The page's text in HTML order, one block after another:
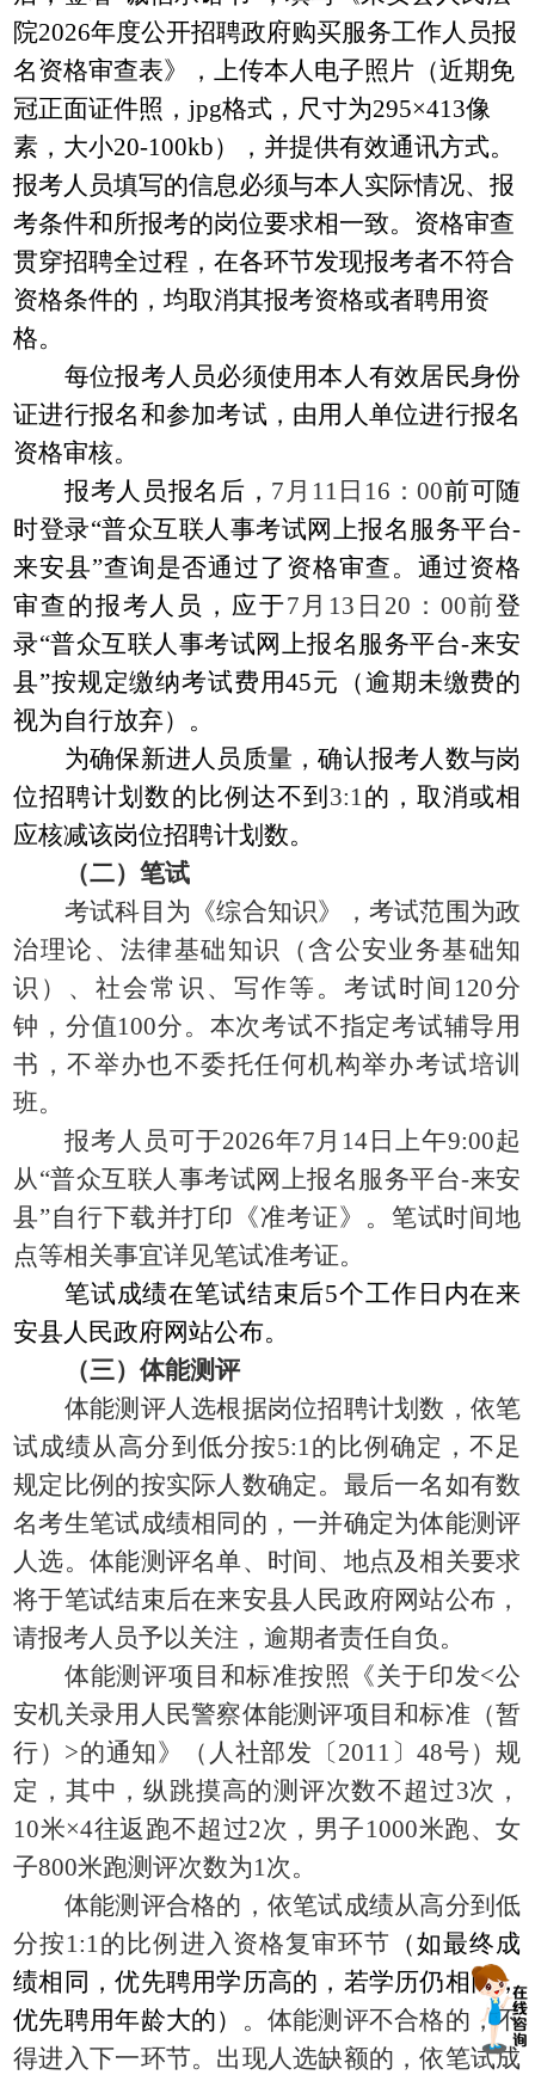
院2026年度公开招聘政府购买服务工作人员报
名资格审查表》，上传本人电子照片（近期免
冠正面证件照，jpg格式，尺寸为295×413像
素，大小20-100kb），并提供有效通讯方式。
报考人员填写的信息必须与本人实际情况、报
考条件和所报考的岗位要求相一致。资格审查
贯穿招聘全过程，在各环节发现报考者不符合
资格条件的，均取消其报考资格或者聘用资
格。
每位报考人员必须使用本人有效居民身份
证进行报名和参加考试，由用人单位进行报名
资格审核。
报考人员报名后， 7月11日16：00前可随
时登录“普众互联人事考试网上报名服务平台-
来安县”查询是否通过了资格审查。通过资格
审查的报考人员，应于7月13日20：00前登
录“普众互联人事考试网上报名服务平台-来安
县”按规定缴纳考试费用45元（逾期未缴费的
视为自行放弃）。
为确保新进人员质量，确认报考人数与岗
位招聘计划数的比例达不到 3:1的，取消或相
应核减该岗位招聘计划数。
（二）笔试
考试科目为《综合知识》，考试范围为政
治理论、法律基础知识（含公安业务基础知
识）、社会常识、写作等。考试时间 120分
钟，分值100分。本次考试不指定考试辅导用
书，不举办也不委托任何机构举办考试培训
班。
报考人员可于2026年7月14日上午9:00起
从“普众互联人事考试网上报名服务平台-来安
县”自行下载并打印《准考证》。笔试时间地
点等相关事宜详见笔试准考证。
笔试成绩在笔试结束后5个工作日内在来
安县人民政府网站公布。
（三）体能测评
体能测评人选根据岗位招聘计划数，依笔
试成绩从高分到低分按5:1的比例确定，不足
规定比例的按实际人数确定。最后一名如有数
名考生笔试成绩相同的，一并确定为体能测评
人选。体能测评名单、时间、地点及相关要求
将于笔试结束后在来安县人民政府网站公布，
请报考人员予以关注，逾期者责任自负。
体能测评项目和标准按照《关于印发<公
安机关录用人民警察体能测评项目和标准（暂
行）>的通知》（人社部发〔2011〕48号）规
定，其中，纵跳摸高的测评次数不超过3次，
10米×4往返跑不超过2次，男子1000米跑、女
子800米跑测评次数为1次。
体能测评合格的，依笔试成绩从高分到低
分按1:1的比例进入资格复审环节 （如最终成
绩相同，优先聘用学历高的，若学历仍相同，
优先聘用年龄大的）
。体能测评不合格的，不
得进入下一环节。出现人选缺额的，依笔试成